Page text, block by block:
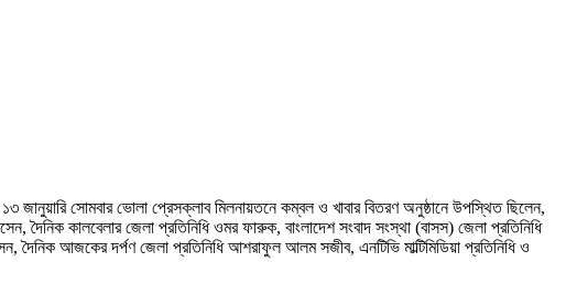
জানুয়ারি সোমবার ভোলা প্রেসক্লাব মিলনায়তনে কম্বল ও খাবার বিতরণ অনুষ্ঠানে উপস্থিত ছিলেন,
কালবেলার জেলা প্রতিনিধি ওমর ফারুক, বাংলাদেশ সংবাদ সংস্থা (বাসস) জেলা প্রতিনিধি
দৈনিক আজকের দর্পণ জেলা প্রতিনিধি আশরাফুল আলম সজীব, এনটিভি মাল্টিমিডিয়া প্রতিনিধি ও